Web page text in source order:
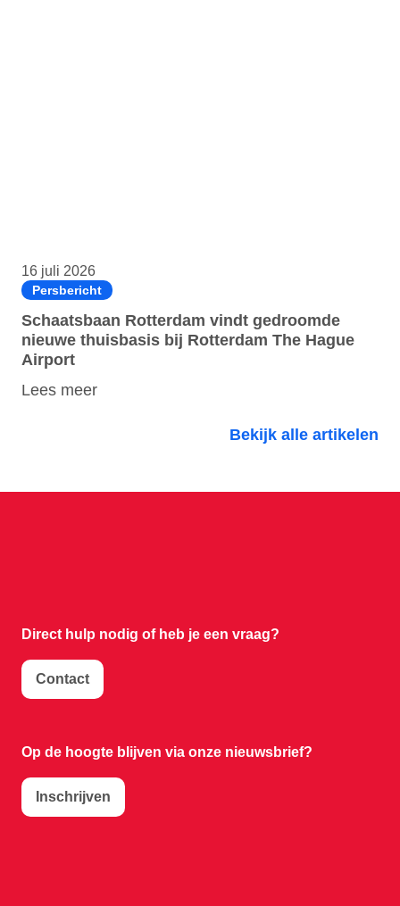
16 juli 2026
Persbericht
Schaatsbaan Rotterdam vindt gedroomde
nieuwe thuisbasis bij Rotterdam The Hague
Airport
Lees meer
Bekijk alle artikelen
Direct hulp nodig ofheb je een vraag?
Contact
Op de hoogte blijven via onze nieuwsbrief?
Inschrijven